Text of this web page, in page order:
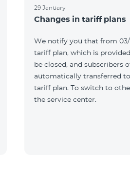
29 January
Changes in tariff plans
We notify you that from 03/
tariff plan, which is
be closed, and subscribers
automatically transferred
tariff plan. To switch to
the service center.